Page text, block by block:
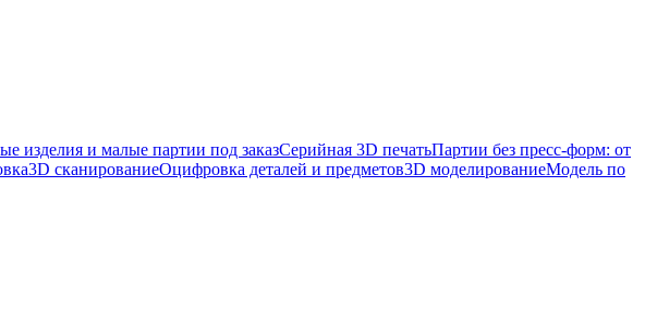
изделия и малые партии под заказСерийная 3D печатьПартии без пресс-форм: от
3D сканированиеОцифровка деталей и предметов3D моделированиеМодель по